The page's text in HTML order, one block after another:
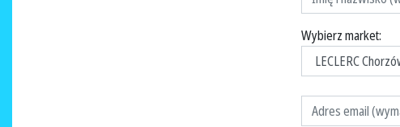
Wybierz market: